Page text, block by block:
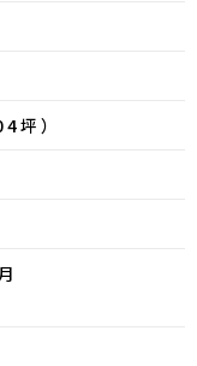
坪）